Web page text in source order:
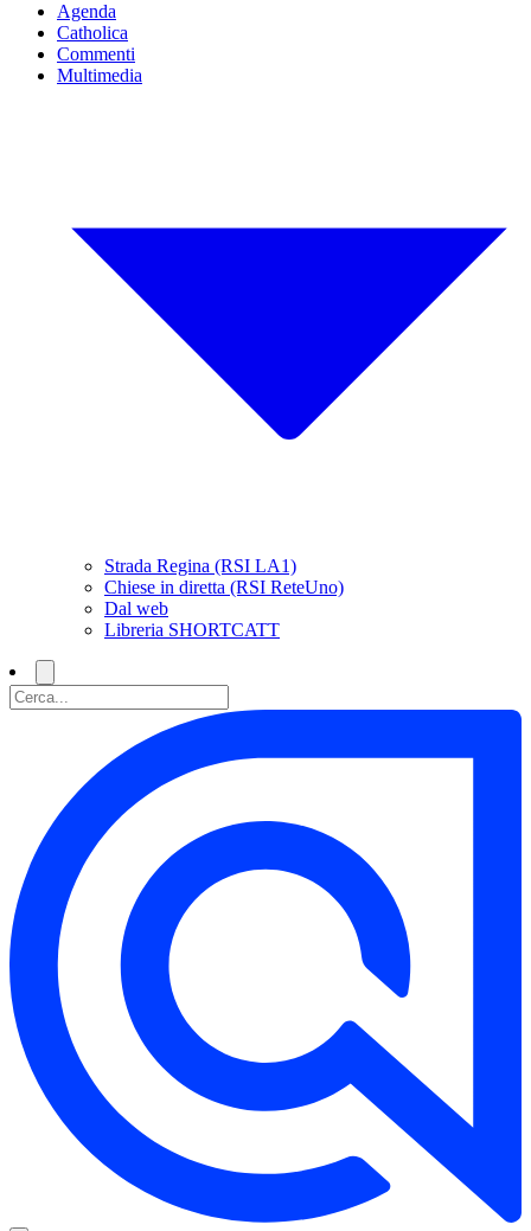
Agenda
Catholica
Commenti
Multimedia
Strada Regina (RSI LA1)
Chiese in diretta (RSI ReteUno)
Dal web
Libreria SHORTCATT